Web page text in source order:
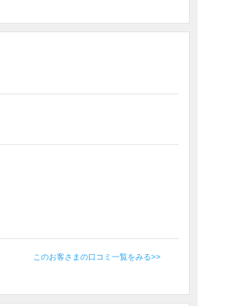
このお客さまの口コミ一覧をみる>>